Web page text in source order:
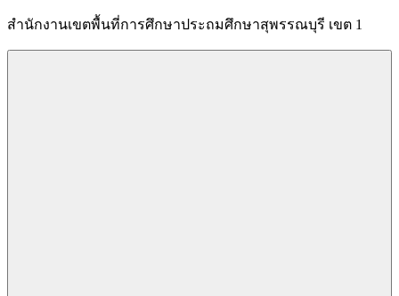
สำนักงานเขตพื้นที่การศึกษาประถมศึกษาสุพรรณบุรี เขต 1